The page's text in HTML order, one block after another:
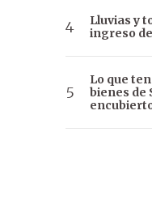
Lluvias y
ingreso
Lo que
bienes de